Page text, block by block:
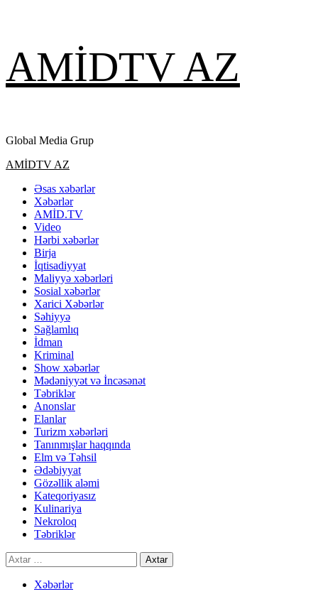
content
AMİDTV AZ
Global Media Grup
Primary
AMİDTV AZ
Əsas xəbərlər
Xəbərlər
AMİD.TV
Video
Hərbi xəbərlər
Birja
İqtisadiyyat
Maliyyə xəbərləri
Sosial xəbərlər
Xarici Xəbərlər
Səhiyyə
Sağlamlıq
İdman
Kriminal
Show xəbərlər
Mədəniyyət və İncəsənət
Təbriklər
Anonslar
Elanlar
Turizm xəbərləri
Tanınmışlar haqqında
Elm və Təhsil
Ədəbiyyat
Gözəllik aləmi
Kateqoriyasız
Kulinariya
Nekroloq
Təbriklər
Axtarış:
Xəbərlər